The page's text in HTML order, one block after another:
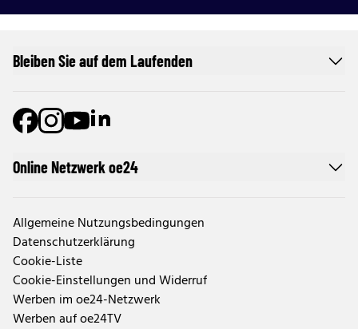
Online Netzwerk oe24
Allgemeine Nutzungsbedingungen
Datenschutzerklärung
Cookie-Liste
Cookie-Einstellungen und Widerruf
Werben im oe24-Netzwerk
Werben auf oe24TV
Bleiben Sie auf dem Laufenden